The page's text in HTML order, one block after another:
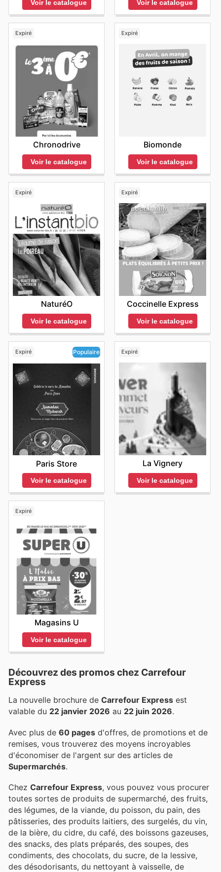
Voir le catalogue Voir le catalogue
Expiré
Chronodrive
Voir le catalogue
Expiré
Biomonde
Voir le catalogue
Expiré
NaturéO
Voir le catalogue
Expiré
Coccinelle Express
Voir le catalogue
Expiré Populaire
Paris Store
Voir le catalogue
Expiré
La Vignery
Voir le catalogue
Expiré
Magasins U
Voir le catalogue
Découvrez des promos chez Carrefour
Express
La nouvelle brochure de Carrefour Express est
valable du 22 janvier 2026 au 22 juin 2026.
Avec plus de 60 pages d'offres, de promotions et de
remises, vous trouverez des moyens incroyables
d'économiser de l'argent sur des articles de
Supermarchés.
Chez Carrefour Express, vous pouvez vous procurer
toutes sortes de produits de supermarché, des fruits,
des légumes, de la viande, du poisson, du pain, des
pâtisseries, des produits laitiers, des surgelés, du vin,
de la bière, du cidre, du café, des boissons gazeuses,
des snacks, des plats préparés, des soupes, des
condiments, des chocolats, du sucre, de la lessive,
des désodorisants, du nettoyant à vaisselle, de